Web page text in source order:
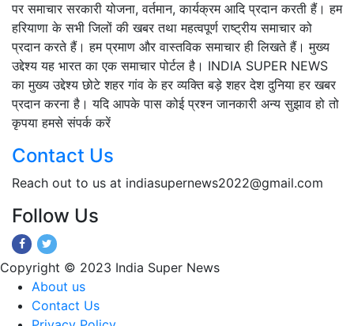
पर समाचार सरकारी योजना, वर्तमान, कार्यक्रम आदि प्रदान करती हैं। हम
हरियाणा के सभी जिलों की खबर तथा महत्वपूर्ण राष्ट्रीय समाचार को
प्रदान करते हैं। हम प्रमाण और वास्तविक समाचार ही लिखते हैं। मुख्य
उद्देश्य यह भारत का एक समाचार पोर्टल है। INDIA SUPER NEWS
का मुख्य उद्देश्य छोटे शहर गांव के हर व्यक्ति बड़े शहर देश दुनिया हर खबर
प्रदान करना है। यदि आपके पास कोई प्रश्न जानकारी अन्य सुझाव हो तो
कृपया हमसे संपर्क करें
Contact Us
Reach out to us at indiasupernews2022@gmail.com
Follow Us
Copyright © 2023 India Super News
About us
Contact Us